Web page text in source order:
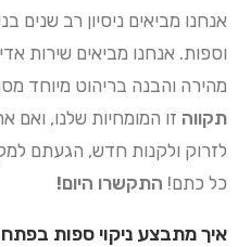
אנחנו מביאים ניסיון רב שנים
וספות. אנחנו מביאים שירות
מהירה והבנה בריהוט מיוחד
תקווה זו המומחיות שלנו, ואם
לזרוק ולקנות חדש, הגעתם
כל כתם! התקשרו היום!
איך מתבצע ניקוי ספות